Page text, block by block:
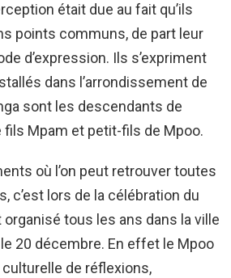
était due au fait qu’ils
points communs, de part leur
d’expression. Ils s’expriment
dans l’arrondissement de
sont les descendants de
fils Mpam et petit-fils de Mpoo.
où l’on peut retrouver toutes
c’est lors de la célébration du
tous les ans dans la ville
le 20 décembre. En effet le Mpoo
de réflexions,